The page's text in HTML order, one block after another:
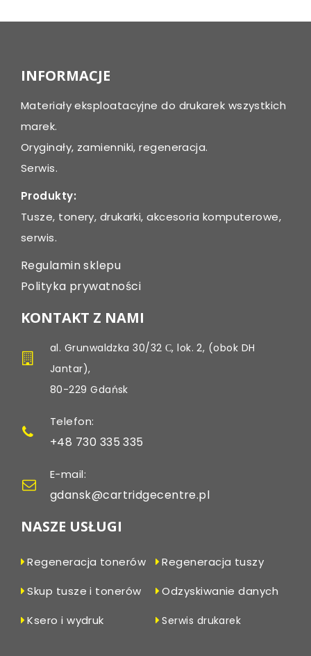
INFORMACJE
Materiały eksploatacyjne do drukarek wszystkich
marek.
Oryginały, zamienniki, regeneracja.
Serwis.
Produkty:
Tusze, tonery, drukarki, akcesoria komputerowe,
serwis.
Regulamin sklepu
Polityka prywatności
KONTAKT Z NAMI
al. Grunwaldzka 30/32 С, lok. 2, (obok DH
Jantar),
80-229 Gdańsk
Telefon:
+48 730 335 335
E-mail:
gdansk@cartridgecentre.pl
NASZE USŁUGI
Regeneracja tonerów
Regeneracja tuszy
Skup tusze i tonerów
Odzyskiwanie danych
Ksero i wydruk
Serwis drukarek